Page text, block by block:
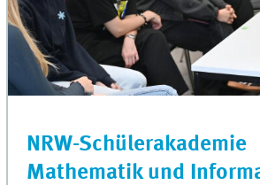
NRW-Schülerakademie
Mathematik und